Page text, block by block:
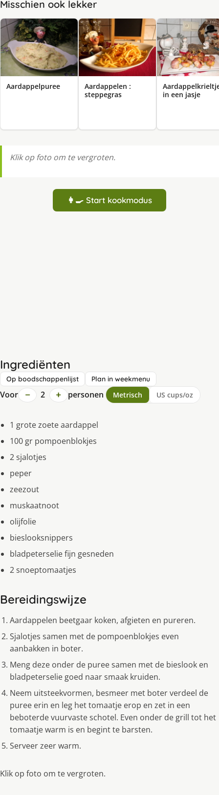
Misschien ook lekker
Aardappelpuree
Aardappelen :
steppegras
in een jasje
Klik op foto om te vergroten.
👩‍🍳 Start kookmodus
Ingrediënten
Op boodschappenlijst Plan in weekmenu
Voor − 2 + personen Metrisch US cups/oz
1 grote zoete aardappel
100 gr pompoenblokjes
2 sjalotjes
peper
zeezout
muskaatnoot
olijfolie
bieslooksnippers
bladpeterselie fijn gesneden
2 snoeptomaatjes
Bereidingswijze
Aardappelen beetgaar koken, afgieten en pureren.
Sjalotjes samen met de pompoenblokjes even
aanbakken in boter.
Meng deze onder de puree samen met de bieslook en
bladpeterselie goed naar smaak kruiden.
Neem uitsteekvormen, besmeer met boter verdeel de
puree erin en leg het tomaatje erop en zet in een
beboterde vuurvaste schotel. Even onder de grill tot het
tomaatje warm is en begint te barsten.
Serveer zeer warm.
Klik op foto om te vergroten.